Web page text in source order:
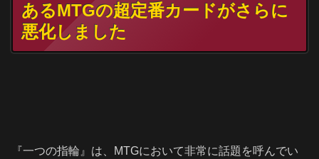
あるMTGの超定番カードがさらに
悪化しました
『一つの指輪』は、MTGにおいて非常に話題を呼んでい